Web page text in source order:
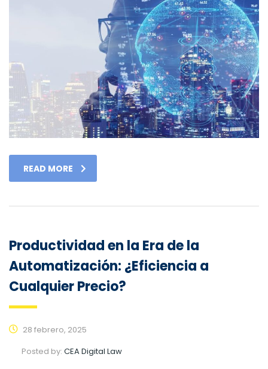
READ MORE
Productividad en la Era de la
Automatización: ¿Eficiencia a
Cualquier Precio?
28 febrero, 2025
Posted by: CEA Digital Law